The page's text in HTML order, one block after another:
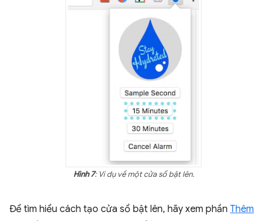
Hình 7: Ví dụ về một cửa sổ bật lên.
Để tìm hiểu cách tạo cửa sổ bật lên, hãy xem phần Thêm